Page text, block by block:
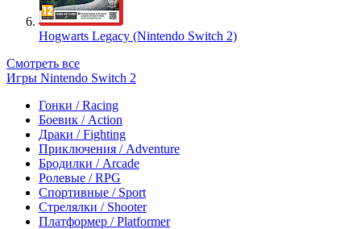
Hogwarts Legacy (Nintendo Switch 2)
Смотреть все
Игры Nintendo Switch 2
Гонки / Racing
Боевик / Action
Драки / Fighting
Приключения / Adventure
Бродилки / Arcade
Ролевые / RPG
Спортивные / Sport
Стрелялки / Shooter
Платформер / Platformer